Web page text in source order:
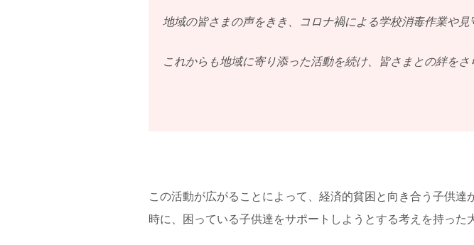
地域の皆さまの声をきき、コロナ禍による学校消毒作業や
これからも地域に寄り添った活動を続け、皆さまとの絆をさ
この活動が広がることによって、経済的貧困と向き合う子供
時に、困っている子供達をサポートしようとする考えを持った